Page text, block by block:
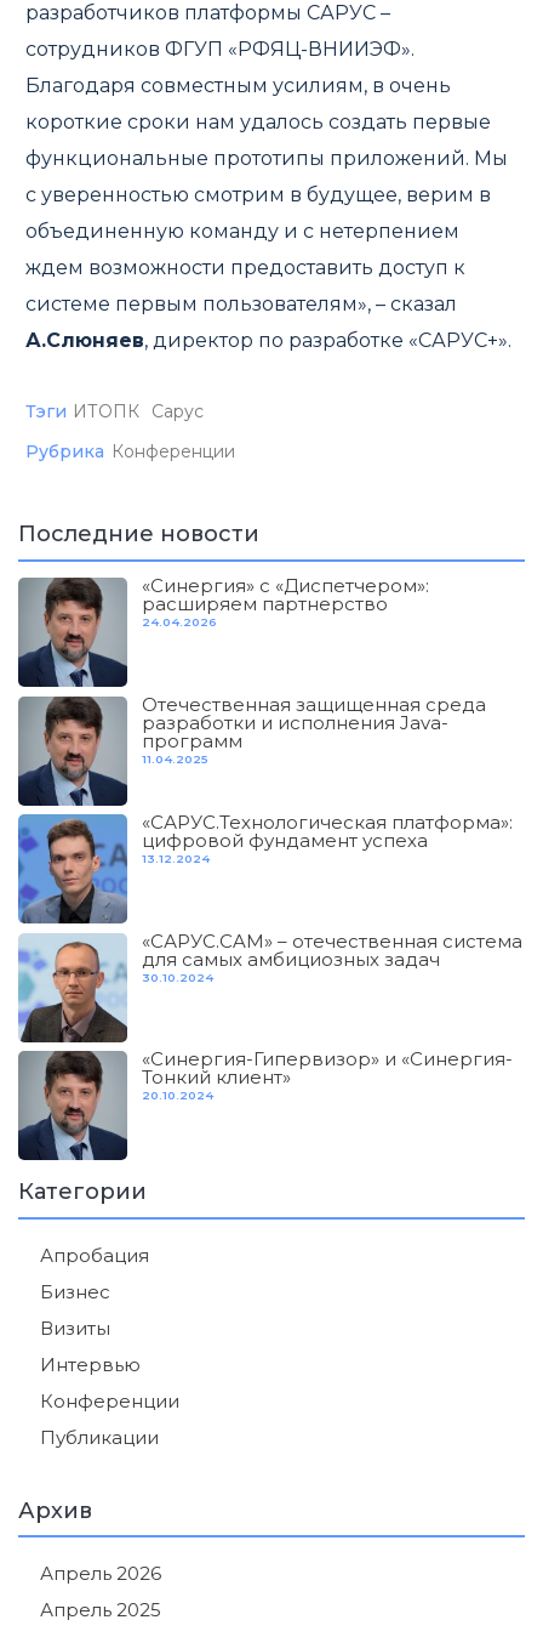
разработчиков платформы САРУС –
сотрудников ФГУП «РФЯЦ-ВНИИЭФ».
Благодаря совместным усилиям, в очень
короткие сроки нам удалось создать первые
функциональные прототипы приложений. Мы
с уверенностью смотрим в будущее, верим в
объединенную команду и с нетерпением
ждем возможности предоставить доступ к
системе первым пользователям», – сказал
А.Слюняев, директор по разработке «САРУС+».
Тэги ИТОПК
Сарус
Рубрика Конференции
Последние новости
«Синергия» с «Диспетчером»:
расширяем партнерство
24.04.2026
Отечественная защищенная среда
разработки и исполнения Java-
программ
11.04.2025
«САРУС.Технологическая платформа»:
цифровой фундамент успеха
13.12.2024
«САРУС.CAM» – отечественная система
для самых амбициозных задач
30.10.2024
«Синергия-Гипервизор» и «Синергия-
Тонкий клиент»
20.10.2024
Категории
Апробация
Бизнес
Визиты
Интервью
Конференции
Публикации
Архив
Апрель 2026
Апрель 2025